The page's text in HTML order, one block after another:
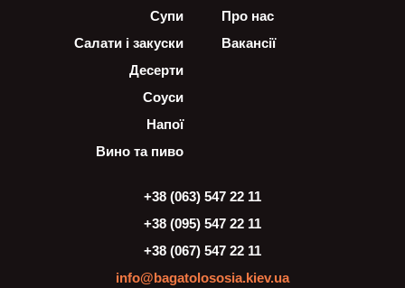
Супи
Салати і закуски
Десерти
Соуси
Напої
Вино та пиво
Про нас
Вакансії
+38 (063) 547 22 11
+38 (095) 547 22 11
+38 (067) 547 22 11
info@bagatolososia.kiev.ua